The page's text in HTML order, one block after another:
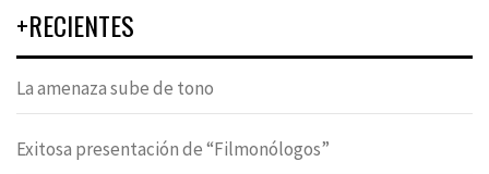
+RECIENTES
La amenaza sube de tono
Exitosa presentación de “Filmonólogos”